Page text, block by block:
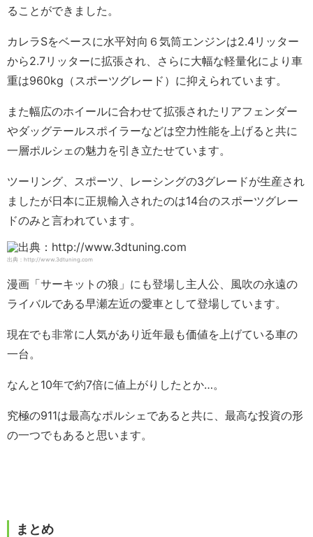
ることができました。
カレラSをベースに水平対向６気筒エンジンは2.4リッター
から2.7リッターに拡張され、さらに大幅な軽量化により車
重は960kg（スポーツグレード）に抑えられています。
また幅広のホイールに合わせて拡張されたリアフェンダー
やダッグテールスポイラーなどは空力性能を上げると共に
一層ポルシェの魅力を引き立たせています。
ツーリング、スポーツ、レーシングの3グレードが生産され
ましたが日本に正規輸入されたのは14台のスポーツグレー
ドのみと言われています。
出典：http://www.3dtuning.com
漫画「サーキットの狼」にも登場し主人公、風吹の永遠の
ライバルである早瀬左近の愛車として登場しています。
現在でも非常に人気があり近年最も価値を上げている車の
一台。
なんと10年で約7倍に値上がりしたとか…。
究極の911は最高なポルシェであると共に、最高な投資の形
の一つでもあると思います。
まとめ